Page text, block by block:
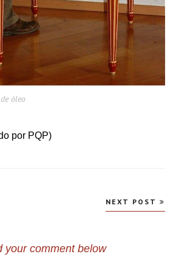
óleo
por PQP)
NEXT POST
your comment below